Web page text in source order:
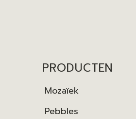
PRODUCTEN
Mozaïek
Pebbles